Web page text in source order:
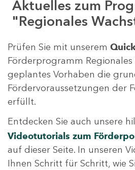
Aktuelles zum
"Regionales
Prüfen Sie mit unserem
Förderprogramm
geplantes Vorhaben die
Fördervoraussetzungen der
erfüllt.
Entdecken Sie auch unsere
Videotutorials zum
auf dieser Seite. In unseren
Ihnen Schritt für Schritt, wie